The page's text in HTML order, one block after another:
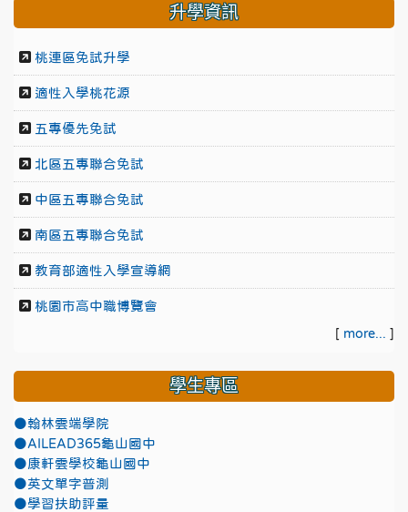
升學資訊
桃連區免試升學
適性入學桃花源
五專優先免試
北區五專聯合免試
中區五專聯合免試
南區五專聯合免試
教育部適性入學宣導網
桃園市高中職博覽會
[ more... ]
學生專區
●翰林雲端學院
●AILEAD365龜山國中
●康軒雲學校龜山國中
●英文單字普測
●學習扶助評量